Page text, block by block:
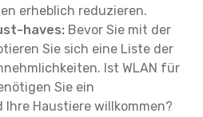
erheblich reduzieren.
haves: Bevor Sie mit der
Sie sich eine Liste der
Ist WLAN für
Sie ein
Ihre Haustiere willkommen?